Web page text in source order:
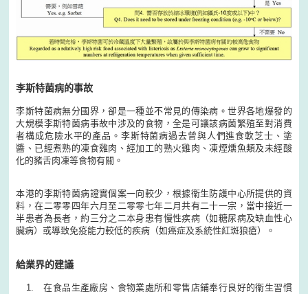
李斯特菌病的事故
李斯特菌病無分國界，卻是一種並不常見的傳染病。世界各地爆發的
大規模李斯特菌病事故中涉及的食物，全是可讓該病菌繁殖至對消費
者構成危險水平的產品。李斯特菌病過去曾與人們進食軟芝士、塗
醬、已經煮熟的凍食雞肉、經加工的熟火雞肉、凍煙燻魚類及未經酸
化的豬舌肉凍等食物有關。
本港的李斯特菌病證實個案一向較少，根據衞生防護中心所提供的資
料，在二零零四年六月至二零零七年二月共有二十一宗，當中接近一
半患者為長者，約三分之二本身患有慢性疾病（如糖尿病及缺血性心
臟病）或導致免疫能力較低的疾病（如癌症及系統性紅斑狼瘡）。
給業界的建議
在食品生產廠房、食物業處所和零售店鋪奉行良好的衞生習慣